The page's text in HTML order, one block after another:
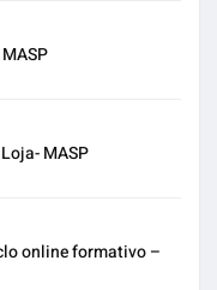
MASP
online formativo –